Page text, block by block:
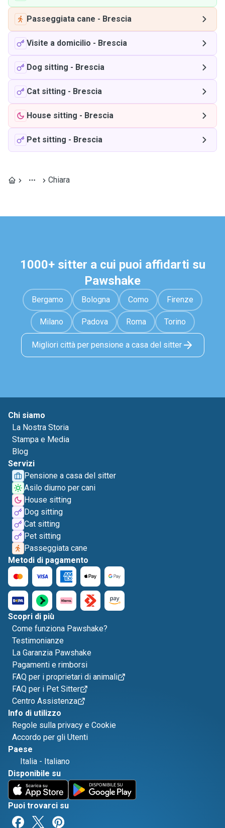
Passeggiata cane - Brescia
Visite a domicilio - Brescia
Dog sitting - Brescia
Cat sitting - Brescia
House sitting - Brescia
Pet sitting - Brescia
Chiara
1000+ sitter a cui puoi affidarti su
Pawshake
Bergamo Bologna Como Firenze
Milano Padova Roma Torino
Migliori città per pensione a casa del sitter
Chi siamo
La Nostra Storia
Stampa e Media
Blog
Servizi
Pensione a casa del sitter
Asilo diurno per cani
House sitting
Dog sitting
Cat sitting
Pet sitting
Passeggiata cane
Metodi di pagamento
Scopri di più
Come funziona Pawshake?
Testimonianze
La Garanzia Pawshake
Pagamenti e rimborsi
FAQ per i proprietari di animali
FAQ per i Pet Sitter
Centro Assistenza
Info di utilizzo
Regole sulla privacy e Cookie
Accordo per gli Utenti
Paese
Italia - Italiano
Disponibile su
Puoi trovarci su